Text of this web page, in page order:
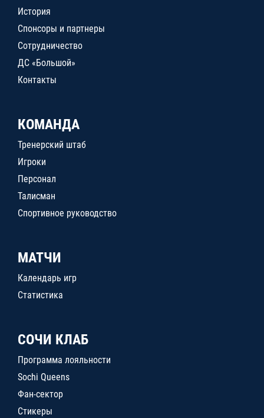
История
Спонсоры и партнеры
Сотрудничество
ДС «Большой»
Контакты
КОМАНДА
Тренерский штаб
Игроки
Персонал
Талисман
Спортивное руководство
МАТЧИ
Календарь игр
Статистика
СОЧИ КЛАБ
Программа лояльности
Sochi Queens
Фан-сектор
Стикеры